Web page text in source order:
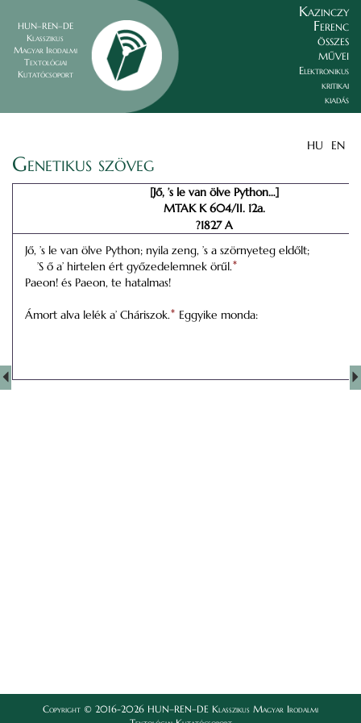
HUN–REN–DE
Klasszikus
Magyar Irodalmi
Textológiai
Kutatócsoport
Kazinczy
Ferenc
összes
művei
Elektronikus
kritikai
kiadás
HU EN
Genetikus szöveg
[Jő, ’s le van ölve Python…]
MTAK K 604/II. 12a.
?1827 A
Jő, ’s le van ölve Python; nyila zeng, ’s a szörnyeteg eldőlt;
’S ő a’ hirtelen ért győzedelemnek örűl.*
Paeon! és Paeon, te hatalmas!
Ámort alva lelék a’ Cháriszok.* Eggyike monda:
Copyright © 2016-2026 HUN–REN–DE Klasszikus Magyar Irodalmi